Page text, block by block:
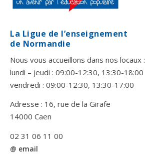
La Ligue de l’enseignement
de Normandie
Nous vous accueillons dans nos locaux :
lundi – jeudi : 09:00-12:30, 13:30-18:00
vendredi : 09:00-12:30, 13:30-17:00
Adresse : 16, rue de la Girafe
14000 Caen
02 31 06 11 00
@ email